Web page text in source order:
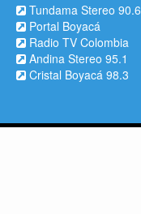
Tundama Stereo 90.6
Portal Boyacá
Radio TV Colombia
Andina Stereo 95.1
Cristal Boyacá 98.3